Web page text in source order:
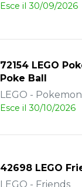
Esce il 30/09/2026
72154 LEGO
Poke Ball
LEGO - Pokemon
Esce il 30/10/2026
42698 LEGO
LEGO - Friends